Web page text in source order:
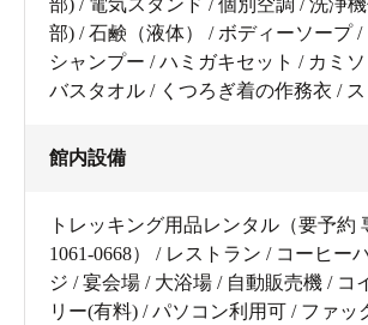
部) / 電気スタンド / 個別空調 / 洗浄
部) / 石鹸（液体） / ボディーソープ /
シャンプー / ハミガキセット / カミ
バスタオル / くつろぎ着の作務衣 /
館内設備
トレッキング用品レンタル（要予約
1061-0668） / レストラン / コーヒー
ジ / 宴会場 / 大浴場 / 自動販売機 / コ
リー(有料) / パソコン利用可 / ファッ